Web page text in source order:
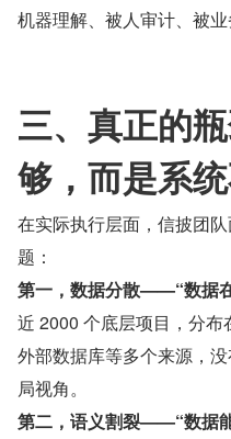
机器理解、被人审计、被业
三、真正的
够，而是系
在实际执行层面，信披团
题：
第一，数据分散——“数据
近 2000 个底层项目，分布
外部数据库等多个来源，
局视角。
第二，语义割裂——“数据